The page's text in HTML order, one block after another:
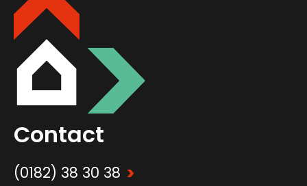
Contact
(0182) 38 30 38 >